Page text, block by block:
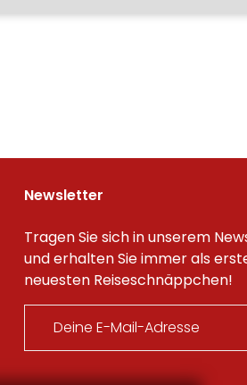
Newsletter
Tragen Sie sich in unserem
und erhalten Sie immer als
neuesten Reiseschnäppchen!